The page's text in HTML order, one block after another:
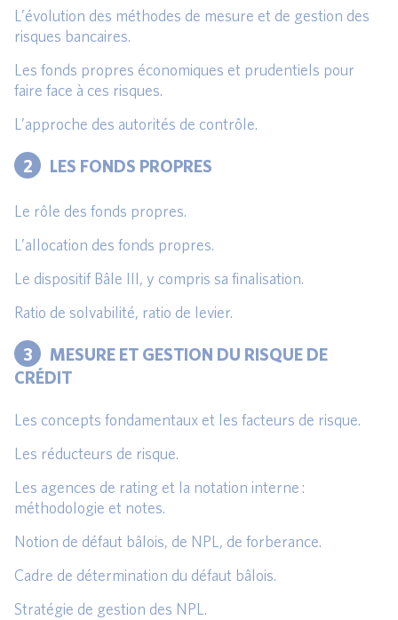
L’évolution des méthodes de mesure et de gestion des
risques bancaires.
Les fonds propres économiques et prudentiels pour
faire face à ces risques.
L’approche des autorités de contrôle.
2 LES FONDS PROPRES
Le rôle des fonds propres.
L’allocation des fonds propres.
Le dispositif Bâle III, y compris sa finalisation.
Ratio de solvabilité, ratio de levier.
3
MESURE ET GESTION DU RISQUE DE
CRÉDIT
Les concepts fondamentaux et les facteurs de risque.
Les réducteurs de risque.
Les agences de rating et la notation interne :
méthodologie et notes.
Notion de défaut bâlois, de NPL, de forberance.
Cadre de détermination du défaut bâlois.
Stratégie de gestion des NPL.